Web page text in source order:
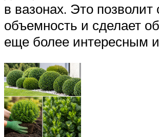
в вазонах. Это позволит
объемность и сделает
еще более интересным